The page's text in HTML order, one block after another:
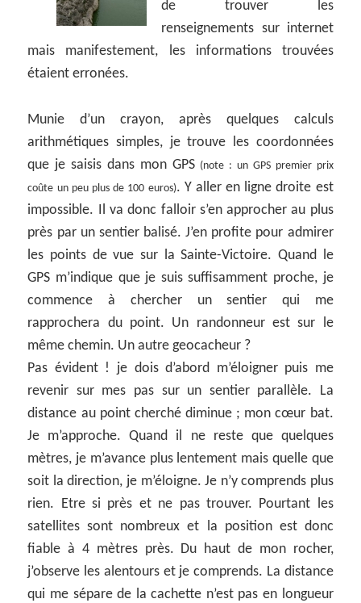
de trouver les
renseignements sur internet
mais manifestement, les informations trouvées
étaient erronées.
Munie d’un crayon, après quelques calculs
arithmétiques simples, je trouve les coordonnées
que je saisis dans mon GPS (note : un GPS premier prix
coûte un peu plus de 100 euros). Y aller en ligne droite est
impossible. Il va donc falloir s’en approcher au plus
près par un sentier balisé. J’en profite pour admirer
les points de vue sur la Sainte-Victoire. Quand le
GPS m’indique que je suis suffisamment proche, je
commence à chercher un sentier qui me
rapprochera du point. Un randonneur est sur le
même chemin. Un autre geocacheur ?
Pas évident ! je dois d’abord m’éloigner puis me
revenir sur mes pas sur un sentier parallèle. La
distance au point cherché diminue ; mon cœur bat.
Je m’approche. Quand il ne reste que quelques
mètres, je m’avance plus lentement mais quelle que
soit la direction, je m’éloigne. Je n’y comprends plus
rien. Etre si près et ne pas trouver. Pourtant les
satellites sont nombreux et la position est donc
fiable à 4 mètres près. Du haut de mon rocher,
j’observe les alentours et je comprends. La distance
qui me sépare de la cachette n’est pas en longueur